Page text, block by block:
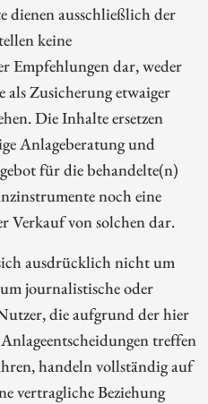
dienen ausschließlich der
keine
Empfehlungen dar, weder
Zusicherung etwaiger
Die Inhalte ersetzen
Anlageberatung und
für die behandelte(n)
noch eine
Verkauf von solchen dar.
ausdrücklich nicht um
journalistische oder
die aufgrund der hier
treffen
handeln vollständig auf
vertragliche Beziehung